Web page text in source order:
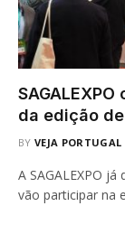
da edição
BY VEJA PORTUGAL
A SAGALEXPO
vão participar na